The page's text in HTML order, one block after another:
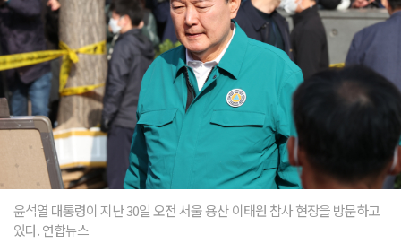
윤석열 대통령이 지난 30일 오전 서울 용산 이태원 참사 현장을 방문하고
있다. 연합뉴스